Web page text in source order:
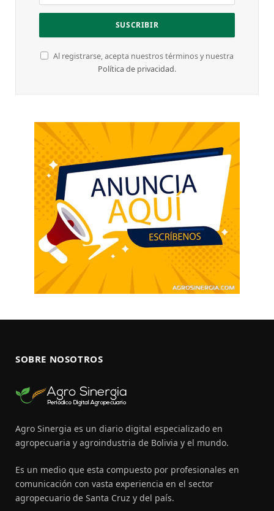
Al registrarse, acepta nuestros términos y nuestra
Política de privacidad.
SOBRE NOSOTROS
Agro Sinergia es un diario digital especializado en
agropecuaria y agroindustria de Bolivia y el mundo.
Es un medio que esta compuesto por profesionales en
comunicación con vasta experiencia en el sector
agropecuario de Santa Cruz y del país.